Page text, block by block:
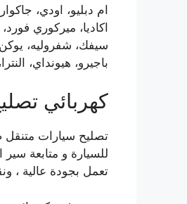
ام دبليو، اودي،
سيفك، شفروليه،
باجيرو، هيونداي،
كهربائي
تصليح سيارات
للسيارة و متابعة سير
تعمل بجودة عالية ،